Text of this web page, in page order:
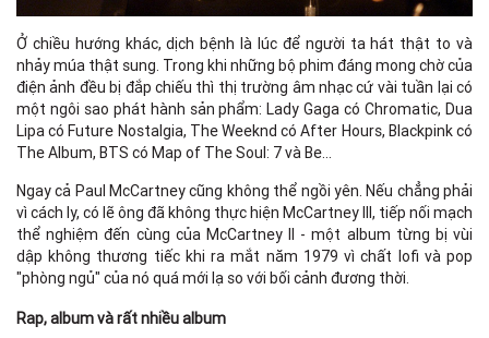
Ở chiều hướng khác, dịch bệnh là lúc để người ta hát thật to và
nhảy múa thật sung. Trong khi những bộ phim đáng mong chờ của
điện ảnh đều bị đắp chiếu thì thị trường âm nhạc cứ vài tuần lại có
một ngôi sao phát hành sản phẩm: Lady Gaga có Chromatic, Dua
Lipa có Future Nostalgia, The Weeknd có After Hours, Blackpink có
The Album, BTS có Map of The Soul: 7 và Be...
Ngay cả Paul McCartney cũng không thể ngồi yên. Nếu chẳng phải
vì cách ly, có lẽ ông đã không thực hiện McCartney III, tiếp nối mạch
thể nghiệm đến cùng của McCartney II - một album từng bị vùi
dập không thương tiếc khi ra mắt năm 1979 vì chất lofi và pop
"phòng ngủ" của nó quá mới lạ so với bối cảnh đương thời.
Rap, album và rất nhiều album